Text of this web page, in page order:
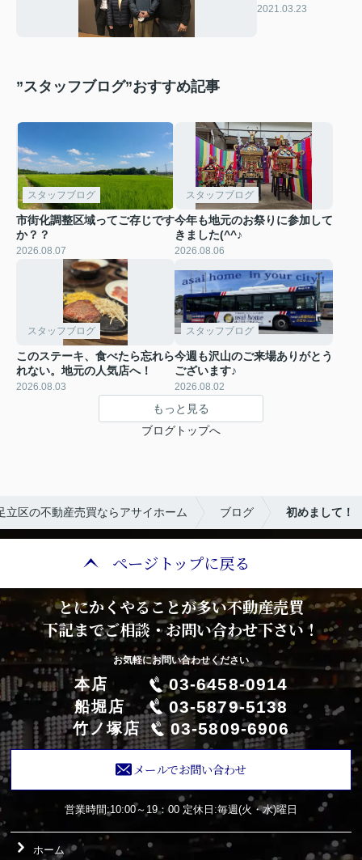
2021.03.23
”スタッフブログ”おすすめ記事
スタッフブログ
市街化調整区域ってご存じです
か？？
2026.08.07
スタッフブログ
今年も地元のお祭りに参加して
きました(^^♪
2026.08.06
スタッフブログ
このステーキ、食べたら忘れら
れない。地元の人気店へ！
2026.08.03
スタッフブログ
今週も沢山のご来場ありがとう
ございます♪
2026.08.02
もっと見る
ブログトップへ
立区の不動産売買ならアサイホーム ブログ 初めまして！
ページトップに戻る
とにかくやることが多い不動産売買
下記までご相談・お問い合わせ下さい！
お気軽にお問い合わせください
本店 03-6458-0914
船堀店 03-5879-5138
竹ノ塚店 03-5809-6906
メールでお問い合わせ
営業時間:10:00～19：00 定休日:毎週(火・水)曜日
ホーム